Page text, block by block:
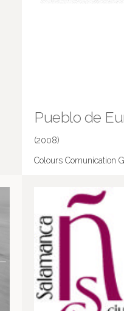
Pueblo de
(2008)
Colours Comunication